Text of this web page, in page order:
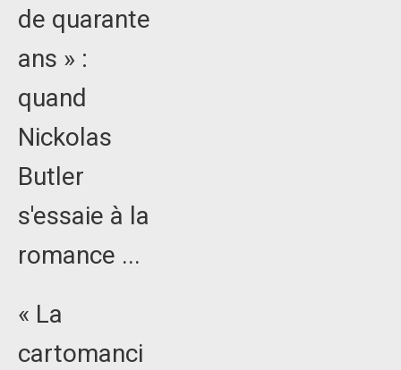
de quarante
ans » :
quand
Nickolas
Butler
s'essaie à la
romance ...
« La
cartomanci